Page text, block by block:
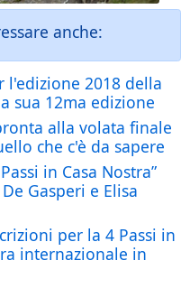
anche:
2018 della
sua 12ma edizione
alla volata finale
che c'è da sapere
in Casa Nostra”
Gasperi e Elisa
per la 4 Passi in
internazionale in